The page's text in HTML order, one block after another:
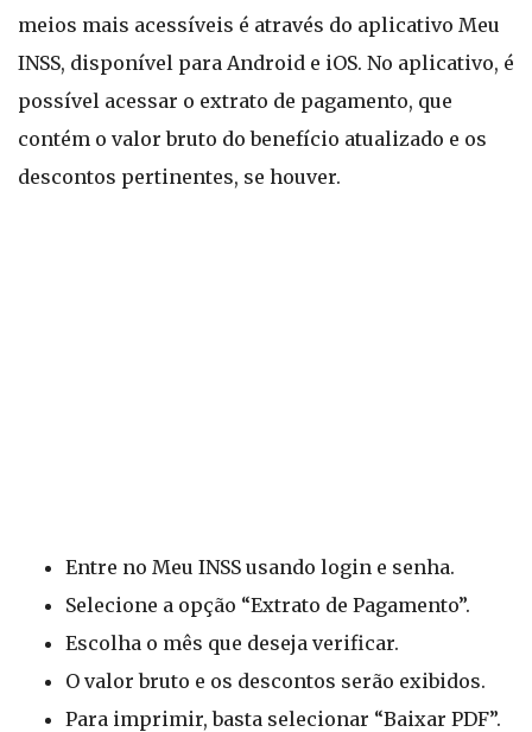
meios mais acessíveis é através do aplicativo Meu
INSS, disponível para Android e iOS. No aplicativo, é
possível acessar o extrato de pagamento, que
contém o valor bruto do benefício atualizado e os
descontos pertinentes, se houver.
Entre no Meu INSS usando login e senha.
Selecione a opção “Extrato de Pagamento”.
Escolha o mês que deseja verificar.
O valor bruto e os descontos serão exibidos.
Para imprimir, basta selecionar “Baixar PDF”.